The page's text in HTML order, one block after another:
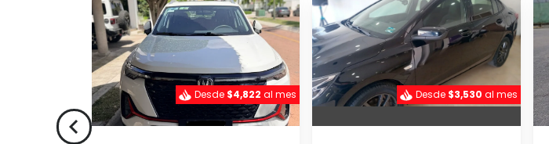
navigate_before
Desde $4,822 al mes Desde $3,530 al mes